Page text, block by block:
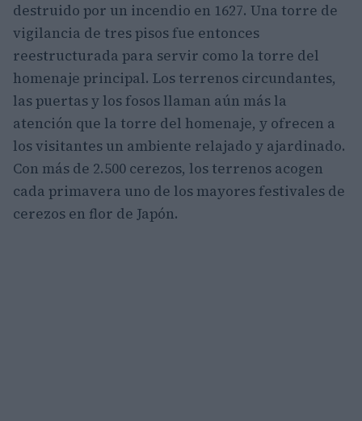
destruido por un incendio en 1627. Una torre de
vigilancia de tres pisos fue entonces
reestructurada para servir como la torre del
homenaje principal. Los terrenos circundantes,
las puertas y los fosos llaman aún más la
atención que la torre del homenaje, y ofrecen a
los visitantes un ambiente relajado y ajardinado.
Con más de 2.500 cerezos, los terrenos acogen
cada primavera uno de los mayores festivales de
cerezos en flor de Japón.